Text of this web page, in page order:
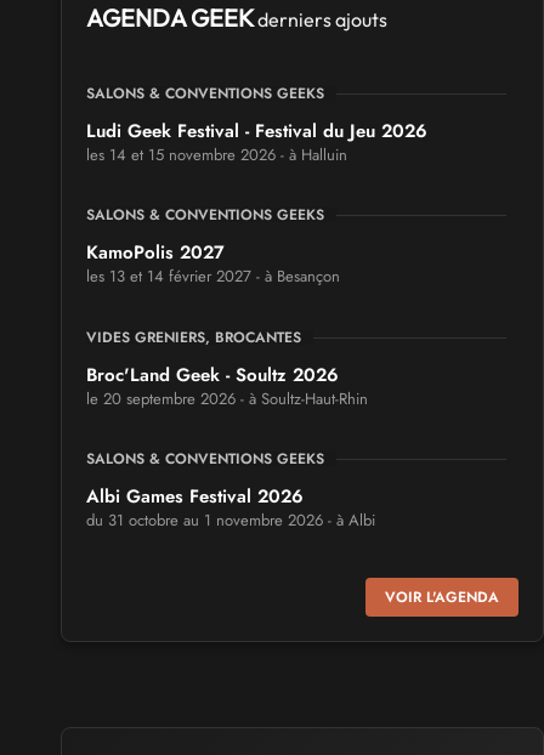
AGENDA GEEKderniers ajouts
SALONS & CONVENTIONS GEEKS
Ludi Geek Festival - Festival du Jeu 2026
les 14 et 15 novembre 2026 - à Halluin
SALONS & CONVENTIONS GEEKS
KamoPolis 2027
les 13 et 14 février 2027 - à Besançon
VIDES GRENIERS, BROCANTES
Broc'Land Geek - Soultz 2026
le 20 septembre 2026 - à Soultz-Haut-Rhin
SALONS & CONVENTIONS GEEKS
Albi Games Festival 2026
du 31 octobre au 1 novembre 2026 - à Albi
Virtual Calais - salon du jeu vidéo et des loisirs
numériques 2026
SALONS & CONVENTIONS GEEKS
VOIR L'AGENDA